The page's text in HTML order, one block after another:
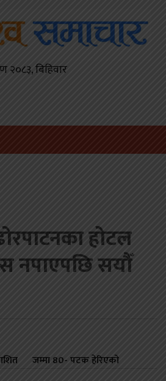
होटल
नपाएपछि सयौँ
जम्मा80- पटक हेरिएको